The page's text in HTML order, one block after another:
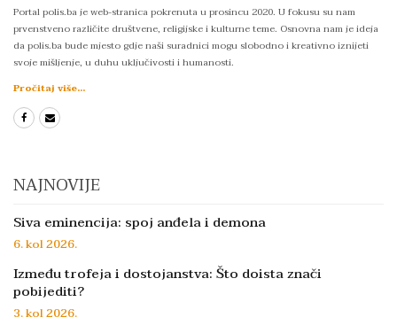
Portal polis.ba je web-stranica pokrenuta u prosincu 2020. U fokusu su nam
prvenstveno različite društvene, religijske i kulturne teme. Osnovna nam je ideja
da polis.ba bude mjesto gdje naši suradnici mogu slobodno i kreativno iznijeti
svoje mišljenje, u duhu uključivosti i humanosti.
Pročitaj više...
NAJNOVIJE
Siva eminencija: spoj anđela i demona
6. kol 2026.
Između trofeja i dostojanstva: Što doista znači
pobijediti?
3. kol 2026.